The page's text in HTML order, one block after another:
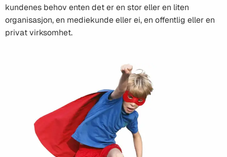
kundenes behov enten det er en stor eller en liten
organisasjon, en mediekunde eller ei, en offentlig eller en
privat virksomhet.